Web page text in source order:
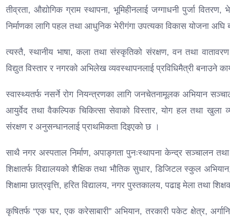
तीव्रता, औद्योगिक ग्राम स्थापना, भूमिहीनलाई जग्गाधनी पुर्जा
निर्माणका लागि पहल तथा आधुनिक भेरीगंगा उपत्यका विकास योजना
त्यस्तै, स्थानीय भाषा, कला तथा संस्कृतिको संरक्षण, वन तथा
विद्युत विस्तार र नगरको अभिलेख व्यवस्थापनलाई प्रविधिमैत्री बनाउने
स्वास्थ्यतर्फ नसर्ने रोग नियन्त्रणका लागि जनचेतनामूलक अभियान
आयुर्वेद तथा वैकल्पिक चिकित्सा सेवाको विस्तार, योग हल तथा खुला
संरक्षण र अनुसन्धानलाई प्राथमिकता दिइएको छ ।
साथै नगर अस्पताल निर्माण, अपाङ्गता पुनःस्थापना केन्द्र सञ्चालन
शिक्षातर्फ विद्यालयको शैक्षिक तथा भौतिक सुधार, डिजिटल स्कुल
शिक्षामा छात्रवृत्ति, हरित विद्यालय, नगर पुस्तकालय, पढाइ मेला तथा
कृषितर्फ “एक घर, एक करेसाबारी” अभियान, तरकारी पकेट क्षेत्र,